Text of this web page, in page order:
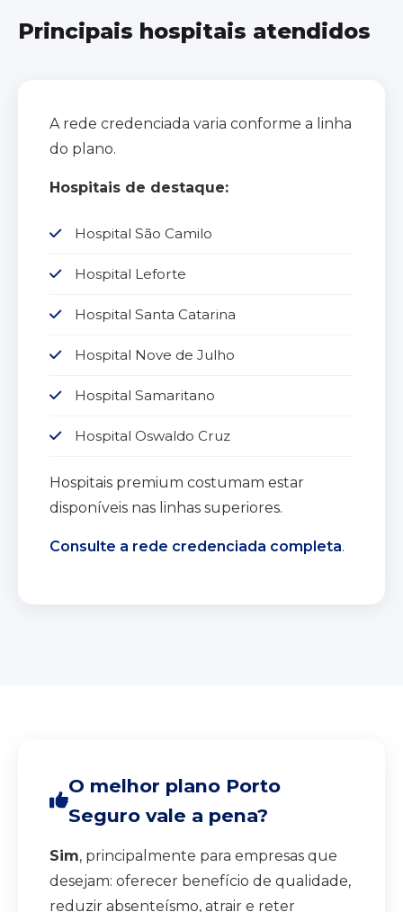
Principais hospitais atendidos
A rede credenciada varia conforme a linha
do plano.
Hospitais de destaque:
Hospital São Camilo
Hospital Leforte
Hospital Santa Catarina
Hospital Nove de Julho
Hospital Samaritano
Hospital Oswaldo Cruz
Hospitais premium costumam estar
disponíveis nas linhas superiores.
Consulte a rede credenciada completa.
O melhor plano Porto
Seguro vale a pena?
Sim, principalmente para empresas que
desejam: oferecer benefício de qualidade,
reduzir absenteísmo, atrair e reter